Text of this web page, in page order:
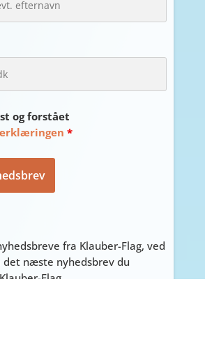
og forstået
*
fra Klauber-Flag, ved
næste nyhedsbrev du
Flag.